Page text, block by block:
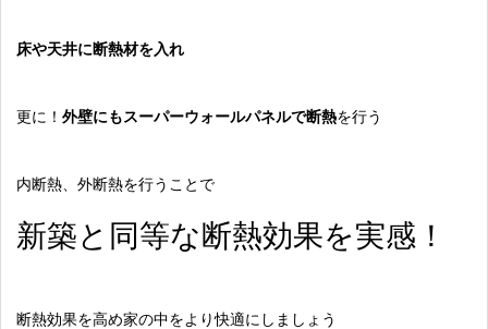
床や天井に断熱材を入れ
更に！ 外壁にもスーパーウォールパネルで断熱を行う
内断熱、外断熱を行うことで
新築と同等な断熱効果を実感！
断熱効果を高め家の中をより快適にしましょう